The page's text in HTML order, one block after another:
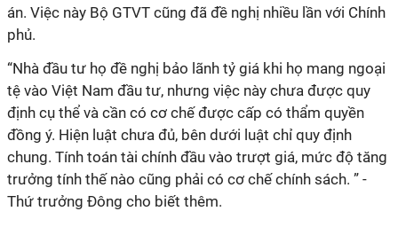
án. Việc này Bộ GTVT cũng đã đề nghị nhiều lần với Chính
phủ.
“Nhà đầu tư họ đề nghị bảo lãnh tỷ giá khi họ mang ngoại
tệ vào Việt Nam đầu tư, nhưng việc này chưa được quy
định cụ thể và cần có cơ chế được cấp có thẩm quyền
đồng ý. Hiện luật chưa đủ, bên dưới luật chỉ quy định
chung. Tính toán tài chính đầu vào trượt giá, mức độ tăng
trưởng tính thế nào cũng phải có cơ chế chính sách. ” -
Thứ trưởng Đông cho biết thêm.